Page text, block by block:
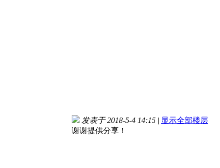
发表于 2018-5-4 14:15 | 显示全部楼层
谢谢提供分享！